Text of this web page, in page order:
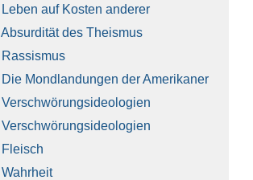
Leben auf Kos­ten ande­rer
Absur­di­tät des The­is­mus
Ras­sis­mus
Die Mond­lan­dun­gen der Ame­ri­ka­ner
Ver­schwö­rungs­ideo­lo­gien
Ver­schwö­rungs­ideo­lo­gien
Fleisch
Wahr­heit